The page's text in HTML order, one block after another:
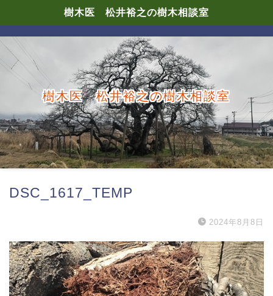
樹木医 松井裕之の樹木相談室
樹木医 松井裕之の樹木相談室
DSC_1617_TEMP
2024年8月8日